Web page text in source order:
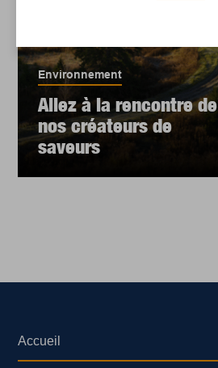
Environnement
Allez à la rencontre de
nos créateurs de
saveurs
Accueil